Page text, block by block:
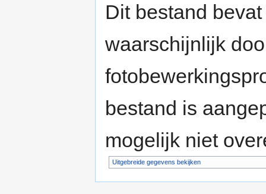
Dit bestand
waarschijnlijk
bestand is
mogelijk niet
Uitgebreide gegevens bekijken